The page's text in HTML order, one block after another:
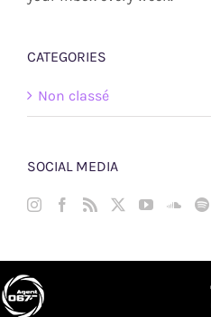
CATEGORIES
Non classé
SOCIAL MEDIA